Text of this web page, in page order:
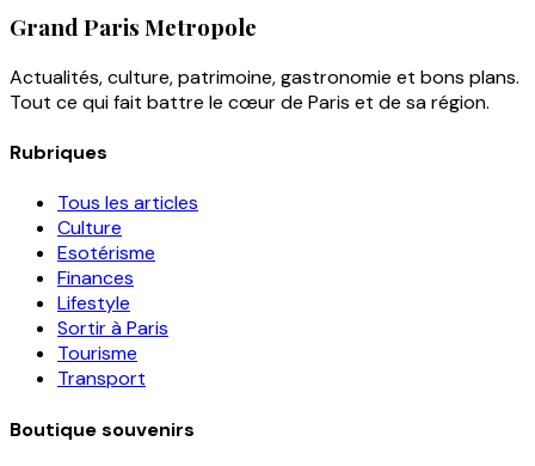
Grand Paris Metropole
Actualités, culture, patrimoine, gastronomie et bons plans.
Tout ce qui fait battre le cœur de Paris et de sa région.
Rubriques
Tous les articles
Culture
Esotérisme
Finances
Lifestyle
Sortir à Paris
Tourisme
Transport
Boutique souvenirs